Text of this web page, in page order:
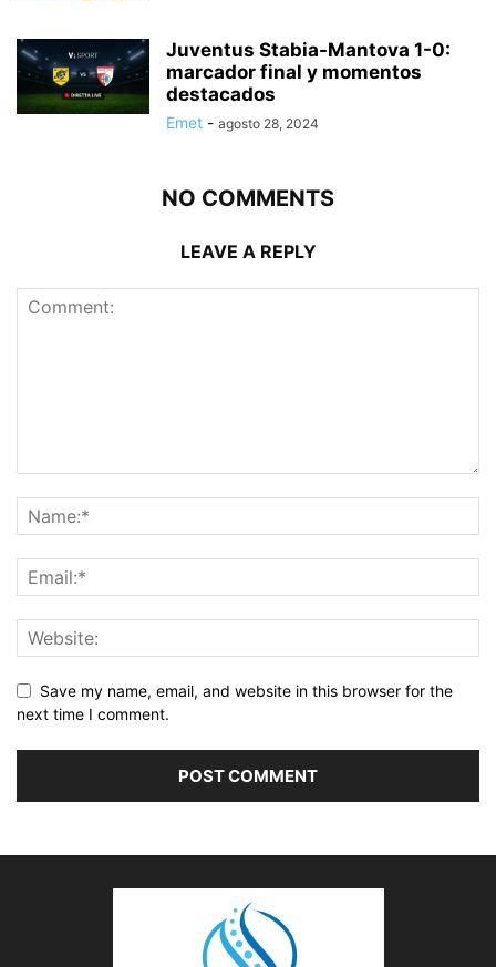
Juventus Stabia-Mantova 1-0:
marcador final y momentos
destacados
Emet - agosto 28, 2024
NO COMMENTS
LEAVE A REPLY
Save my name, email, and website in this browser for the
next time I comment.